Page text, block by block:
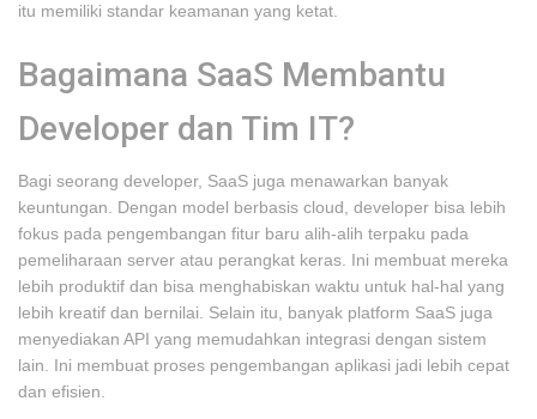
itu memiliki standar keamanan yang ketat.
Bagaimana SaaS Membantu
Developer dan Tim IT?
Bagi seorang developer, SaaS juga menawarkan banyak
keuntungan. Dengan model berbasis cloud, developer bisa lebih
fokus pada pengembangan fitur baru alih-alih terpaku pada
pemeliharaan server atau perangkat keras. Ini membuat mereka
lebih produktif dan bisa menghabiskan waktu untuk hal-hal yang
lebih kreatif dan bernilai. Selain itu, banyak platform SaaS juga
menyediakan API yang memudahkan integrasi dengan sistem
lain. Ini membuat proses pengembangan aplikasi jadi lebih cepat
dan efisien.